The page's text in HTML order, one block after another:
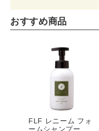
おすすめ商品
FLF レニーム フォ
ームシャンプー